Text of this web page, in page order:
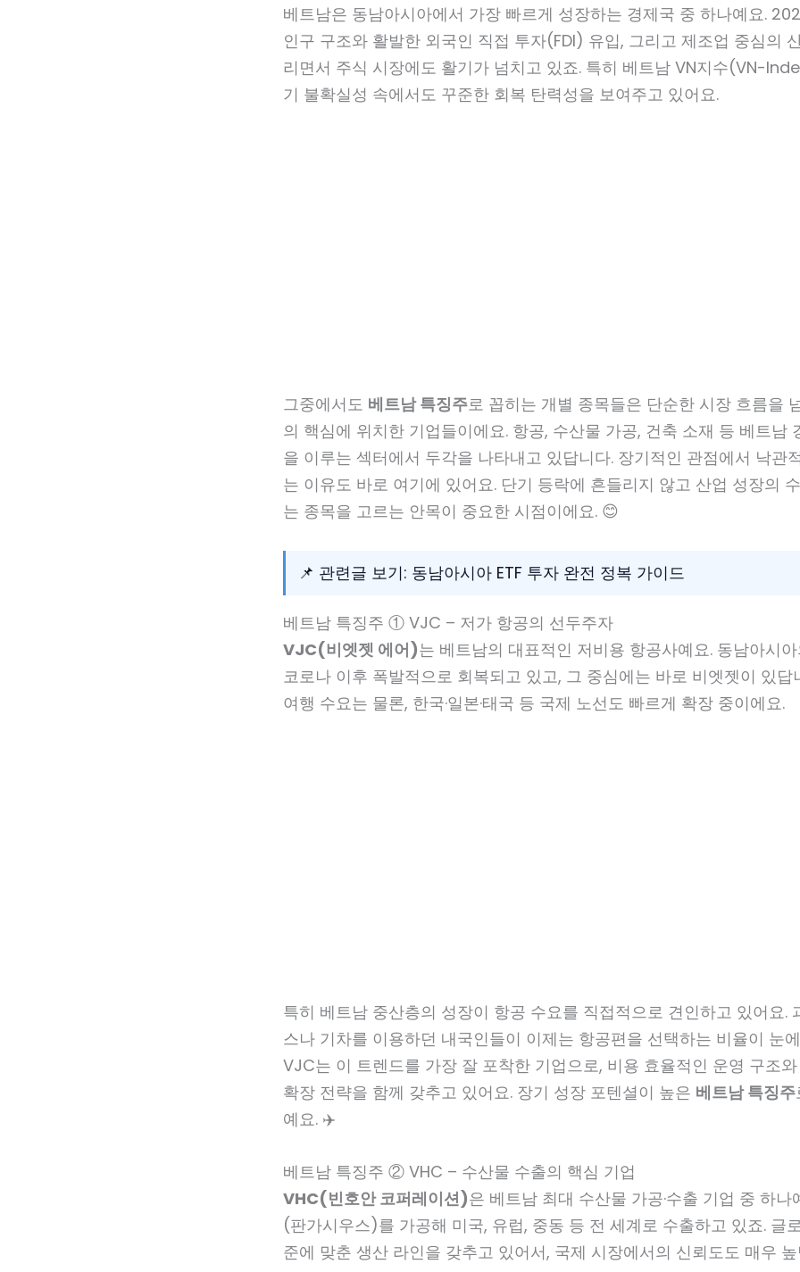
베트남은 동남아시아에서 가장 빠르게 성장하는 경제국 중 하나예요.
인구 구조와 활발한 외국인 직접 투자(FDI) 유입, 그리고 제조업 중심의
리면서 주식 시장에도 활기가 넘치고 있죠. 특히 베트남 VN지수(VN-
기 불확실성 속에서도 꾸준한 회복 탄력성을 보여주고 있어요.
그중에서도 베트남 특징주로 꼽히는 개별 종목들은 단순한 시장 흐름을
의 핵심에 위치한 기업들이에요. 항공, 수산물 가공, 건축 소재 등 베트남
을 이루는 섹터에서 두각을 나타내고 있답니다. 장기적인 관점에서 낙관
는 이유도 바로 여기에 있어요. 단기 등락에 흔들리지 않고 산업 성장의
는 종목을 고르는 안목이 중요한 시점이에요. 😊
📌 관련글 보기: 동남아시아 ETF 투자 완전 정복 가이드
베트남 특징주 ① VJC – 저가 항공의 선두주자
VJC(비엣젯 에어)는 베트남의 대표적인 저비용 항공사예요. 동남아시
코로나 이후 폭발적으로 회복되고 있고, 그 중심에는 바로 비엣젯이 있답
여행 수요는 물론, 한국·일본·태국 등 국제 노선도 빠르게 확장 중이에요.
특히 베트남 중산층의 성장이 항공 수요를 직접적으로 견인하고 있어요.
스나 기차를 이용하던 내국인들이 이제는 항공편을 선택하는 비율이 눈
VJC는 이 트렌드를 가장 잘 포착한 기업으로, 비용 효율적인 운영 구조
확장 전략을 함께 갖추고 있어요. 장기 성장 포텐셜이 높은 베트남 특징주
예요. ✈️
베트남 특징주 ② VHC – 수산물 수출의 핵심 기업
VHC(빈호안 코퍼레이션)은 베트남 최대 수산물 가공·수출 기업 중 하나
(판가시우스)를 가공해 미국, 유럽, 중동 등 전 세계로 수출하고 있죠. 글
준에 맞춘 생산 라인을 갖추고 있어서, 국제 시장에서의 신뢰도도 매우